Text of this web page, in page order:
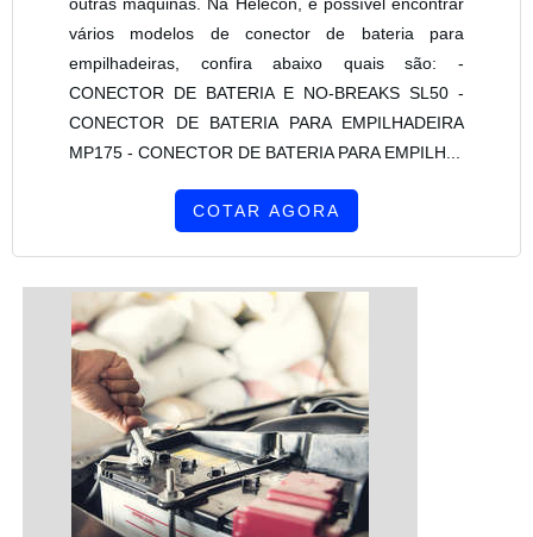
vários modelos de conector de bateria para
empilhadeiras, confira abaixo quais são: -
CONECTOR DE BATERIA E NO-BREAKS SL50 -
CONECTOR DE BATERIA PARA EMPILHADEIRA
MP175 - CONECTOR DE BATERIA PARA EMPILH...
COTAR AGORA